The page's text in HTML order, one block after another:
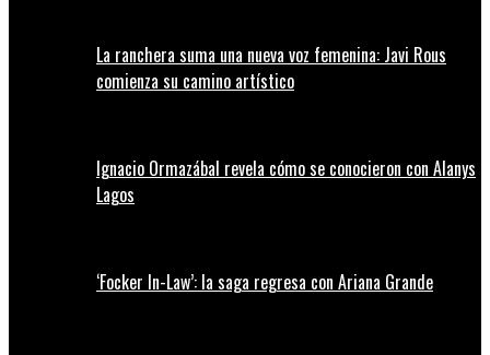
La ranchera suma una nueva voz femenina: Javi Rous
comienza su camino artístico
Ignacio Ormazábal revela cómo se conocieron con Alanys
Lagos
‘Focker In-Law’: la saga regresa con Ariana Grande